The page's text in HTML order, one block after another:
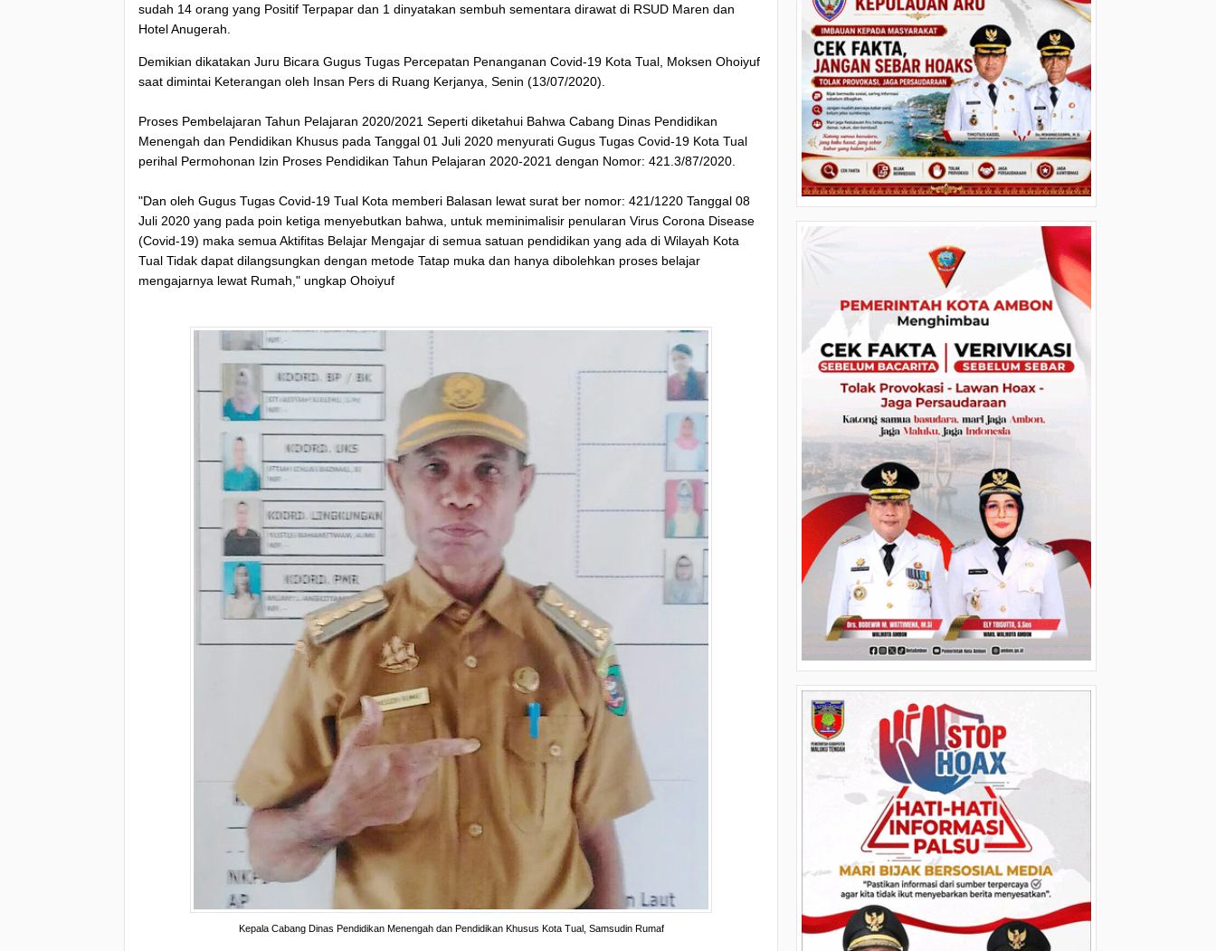
sudah 14 orang yang Positif Terpapar dan 1 dinyatakan sembuh sementara dirawat di RSUD Maren dan
Hotel Anugerah.
Demikian dikatakan Juru Bicara Gugus Tugas Percepatan Penanganan Covid-19 Kota Tual, Moksen Ohoiyuf
saat dimintai Keterangan oleh Insan Pers di Ruang Kerjanya, Senin (13/07/2020).
Proses Pembelajaran Tahun Pelajaran 2020/2021 Seperti diketahui Bahwa Cabang Dinas Pendidikan
Menengah dan Pendidikan Khusus pada Tanggal 01 Juli 2020 menyurati Gugus Tugas Covid-19 Kota Tual
perihal Permohonan Izin Proses Pendidikan Tahun Pelajaran 2020-2021 dengan Nomor: 421.3/87/2020.
"Dan oleh Gugus Tugas Covid-19 Tual Kota memberi Balasan lewat surat ber nomor: 421/1220 Tanggal 08
Juli 2020 yang pada poin ketiga menyebutkan bahwa, untuk meminimalisir penularan Virus Corona Disease
(Covid-19) maka semua Aktifitas Belajar Mengajar di semua satuan pendidikan yang ada di Wilayah Kota
Tual Tidak dapat dilangsungkan dengan metode Tatap muka dan hanya dibolehkan proses belajar
mengajarnya lewat Rumah," ungkap Ohoiyuf
Kepala Cabang Dinas Pendidikan Menengah dan Pendidikan Khusus Kota Tual, Samsudin Rumaf